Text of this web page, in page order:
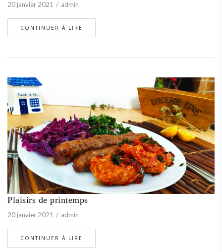
20 janvier 2021 admin
CONTINUER À LIRE
Plaisirs de printemps
20 janvier 2021 admin
CONTINUER À LIRE